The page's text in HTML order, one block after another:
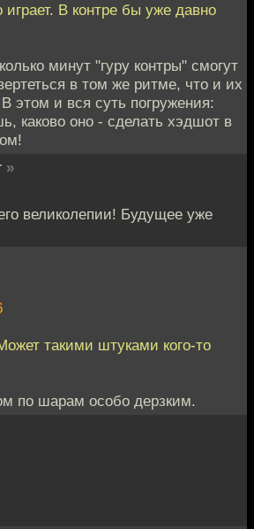
играет. В контре бы уже давно
минут "гуру контры" смогут
в том же ритме, что и их
этом и вся суть погружения:
каково оно - сделать хэдшот в
»
великолепии! Будущее уже
такими штуками кого-то
по шарам особо дерзким.